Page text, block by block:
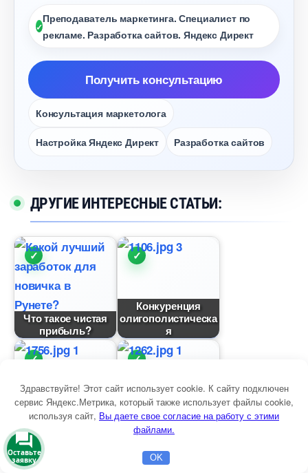
Преподаватель маркетинга. Специалист по
рекламе. Разработка сайтов. Яндекс Директ
Получить консультацию
Консультация маркетолога
Настройка Яндекс Директ Разработка сайто
ДРУГИЕ ИНТЕРЕСНЫЕ СТАТЬИ:
Что такое чистая
прибыль?
Конкуренция
олигополистическа
я
Конкуренция
отраслевая
(Industrial
competition) –
Конкуренция
монополистическа
я что это
Главная
Здравствуйте! Этот сайт использует cookie. К сайту подключен
сервис Яндекс.Метрика, который также использует файлы cookie,
используя сайт, ы даете свое согласие на работу с этими
файлами.
OK
заявку